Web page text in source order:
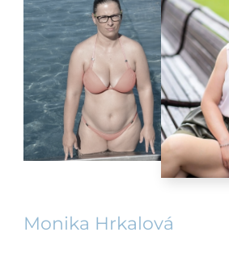
Monika Hrkalová